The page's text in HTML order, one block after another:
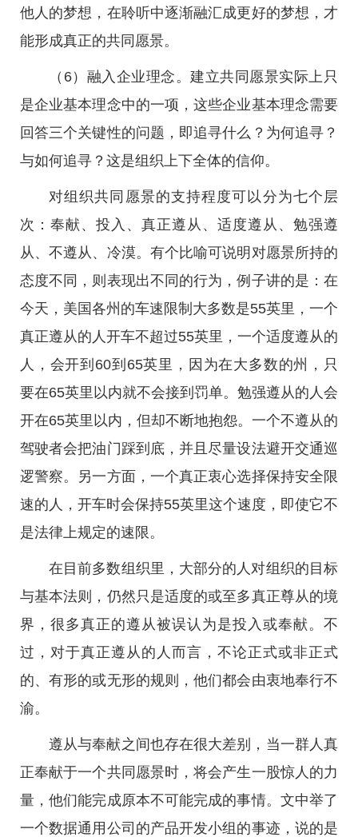
他人的梦想，在聆听中逐渐融汇成更好的梦想，才
能形成真正的共同愿景。
（6）融入企业理念。建立共同愿景实际上只
是企业基本理念中的一项，这些企业基本理念需要
回答三个关键性的问题，即追寻什么？为何追寻？
与如何追寻？这是组织上下全体的信仰。
对组织共同愿景的支持程度可以分为七个层
次：奉献、投入、真正遵从、适度遵从、勉强遵
从、不遵从、冷漠。有个比喻可说明对愿景所持的
态度不同，则表现出不同的行为，例子讲的是：在
今天，美国各州的车速限制大多数是55英里，一个
真正遵从的人开车不超过55英里，一个适度遵从的
人，会开到60到65英里，因为在大多数的州，只
要在65英里以内就不会接到罚单。勉强遵从的人会
开在65英里以内，但却不断地抱怨。一个不遵从的
驾驶者会把油门踩到底，并且尽量设法避开交通巡
逻警察。另一方面，一个真正衷心选择保持安全限
速的人，开车时会保持55英里这个速度，即使它不
是法律上规定的速限。
在目前多数组织里，大部分的人对组织的目标
与基本法则，仍然只是适度的或至多真正尊从的境
界，很多真正的遵从被误认为是投入或奉献。不
过，对于真正遵从的人而言，不论正式或非正式
的、有形的或无形的规则，他们都会由衷地奉行不
渝。
遵从与奉献之间也存在很大差别，当一群人真
正奉献于一个共同愿景时，将会产生一股惊人的力
量，他们能完成原本不可能完成的事情。文中举了
一个数据通用公司的产品开发小组的事迹，说的是